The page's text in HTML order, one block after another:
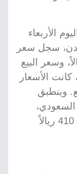
الأربعاء
سجل سعر
الأمريكي 1558 ريالاً، وسعر البيع
كانت الأسعار
ريالاً للبيع. وينطبق
السعودي،
حيث يبلغ سعر الشراء في عدن 410 ريالاً